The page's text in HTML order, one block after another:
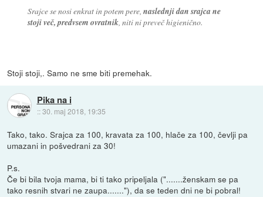
Srajce se nosi enkrat in potem pere, naslednji dan srajca ne
stoji več, predvsem ovratnik, niti ni preveč higienično.
Stoji stoji,. Samo ne sme biti premehak.
Pika na i
::30. maj 2018, 19:35
Tako, tako. Srajca za 100, kravata za 100, hlače za 100, čevlji pa
umazani in pošvedrani za 30!
P.s.
Če bi bila tvoja mama, bi ti tako pripeljala (".......ženskam se pa
tako resnih stvari ne zaupa......."), da se teden dni ne bi pobral!